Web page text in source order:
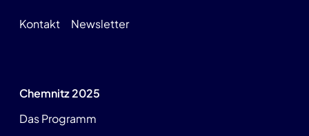
Kontakt Newsletter
Chemnitz 2025
Das Programm